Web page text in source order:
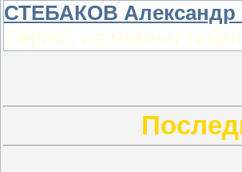
СТЕБАКОВ
Сергей, на момент